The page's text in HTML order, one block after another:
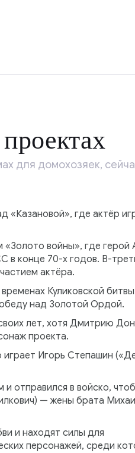
для домохозяек,
«Казановой», где актёр
войны», где герой
в конце 70-х годов. В-
актёра.
Куликовской
над Золотой Ордой.
лет, хотя Дмитрию
проекта.
играет Игорь Степашин
отправился в войско,
— жены брата
и находят силы для
персонажей, среди